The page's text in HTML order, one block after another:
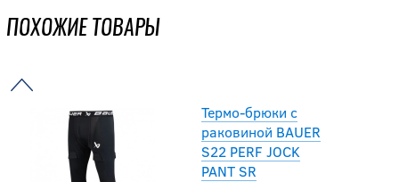
ПОХОЖИЕ ТОВАРЫ
Термо-брюки с
раковиной BAUER
S22 PERF JOCK
PANT SR